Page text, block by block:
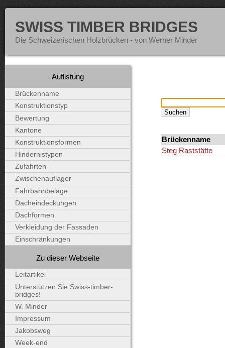
SWISS TIMBER BRIDGES
Die Schweizerischen Holzbrücken - von Werner Minder
Brückenname
Steg Raststätte
Auflistung
Brückenname
Konstruktionstyp
Bewertung
Kantone
Konstruktionsformen
Hindernistypen
Zufahrten
Zwischenauflager
Fahrbahnbeläge
Dacheindeckungen
Dachformen
Verkleidung der Fassaden
Einschränkungen
Zu dieser Webseite
Leitartikel
Unterstützen Sie Swiss-timber-
bridges!
W. Minder
Impressum
Jakobsweg
Week-end